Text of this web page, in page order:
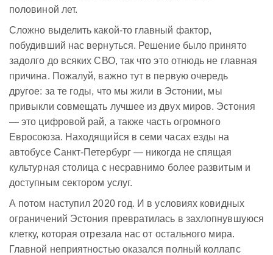
половиной лет.
Сложно выделить какой-то главный фактор,
побудивший нас вернуться. Решение было принято
задолго до всяких СВО, так что это отнюдь не главная
причина. Пожалуй, важно тут в первую очередь
другое: за те годы, что мы жили в Эстонии, мы
привыкли совмещать лучшее из двух миров. Эстония
— это цифровой рай, а также часть огромного
Евросоюза. Находящийся в семи часах езды на
автобусе Санкт-Петербург — никогда не спящая
культурная столица с несравнимо более развитым и
доступным сектором услуг.
А потом наступил 2020 год. И в условиях ковидных
ограничений Эстония превратилась в захлопнувшуюся
клетку, которая отрезала нас от остального мира.
Главной неприятностью оказался полный коллапс